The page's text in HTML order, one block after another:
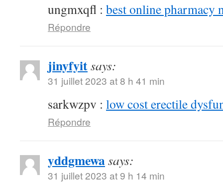
ungmxqfl : best online pharmacy
Répondre
jinyfyitsays:
31 juillet 2023 at 8 h 41 min
sarkwzpv : low cost erectile
Répondre
yddgmewasays:
31 juillet 2023 at 9 h 14 min